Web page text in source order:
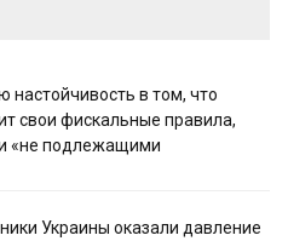
настойчивость в том, что
свои фискальные правила,
«не подлежащими
Украины оказали давление